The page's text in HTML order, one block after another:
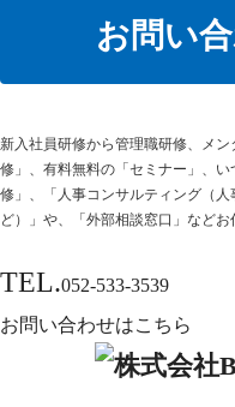
お問い
新⼊社員研修から管理職研修、メ
修」、有料無料の「セミナー」、
修」、「人事コンサルティング（
ど）」や、「外部相談窓口」などお
TEL.052-533-3539
お問い合わせはこちら